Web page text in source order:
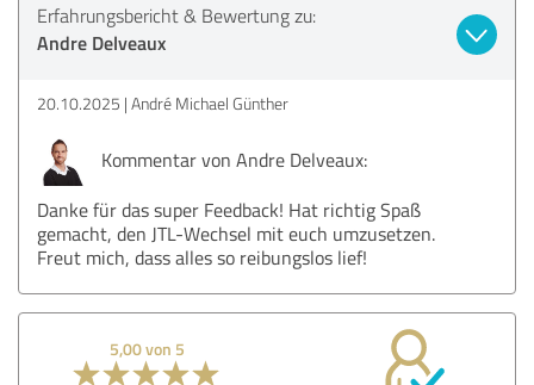
Erfahrungsbericht & Bewertung zu:
Andre Delveaux
20.10.2025 André Michael Günther
Kommentar von Andre Delveaux:
Danke für das super Feedback! Hat richtig Spaß
gemacht, den JTL-Wechsel mit euch umzusetzen.
Freut mich, dass alles so reibungslos lief!
5,00 von 5